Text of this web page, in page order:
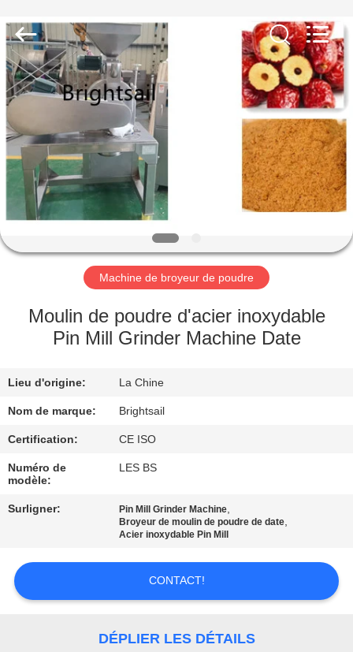
MAISON
PRODUITS
VIDÉOS
AU
SUJET
NOUS
DE
L'USINE
CONTRÔLE
DE
QUALITÉ
CONTACTEZ-
NOUS
NOUVELLES
Brightsail
Machinery
Co.,Ltd..
All
Rights
Reserved.
Machine de broyeur de poudre
Moulin de poudre d'acier inoxydable
Pin Mill Grinder Machine Date
Lieu d'origine: La Chine
Nom de marque: Brightsail
Certification: CE ISO
Numéro de
modèle:
LES BS
Surligner: Pin Mill Grinder Machine,
Broyeur de moulin de poudre de date,
Acier inoxydable Pin Mill
CONTACT!
DÉPLIER LES DÉTAILS